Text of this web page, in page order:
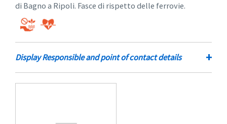
di Bagno a Ripoli. Fasce di rispetto delle ferrovie.
Display Responsible and point of contact details +